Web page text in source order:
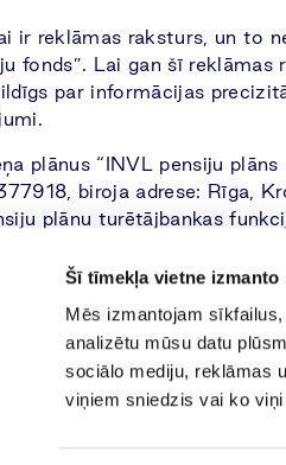
Šī tīmekļa vietne izmanto
Mēs izmantojam
analizētu mūsu datu
sociālo mediju, reklāmas
viņiem sniedzis vai ko
ir reklāmas raksturs, un to
fonds”. Lai gan šī
par informācijas
plānus “INVL pensiju
biroja adrese: Rīga,
plānu turētājbankas